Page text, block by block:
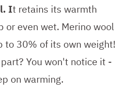
It retains its warmth
or even wet. Merino wool
to 30% of its own weight!
You won't notice it -
on warming.